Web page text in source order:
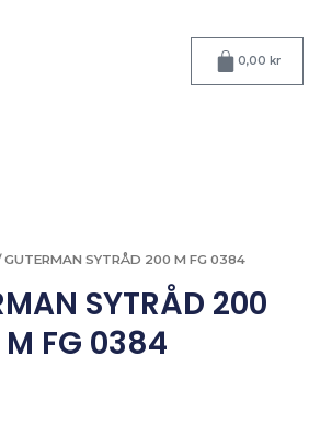
0,00 kr
Varukorg
GUTERMAN SYTRÅD 200 M FG 0384
SYTRÅD 200
M FG 0384